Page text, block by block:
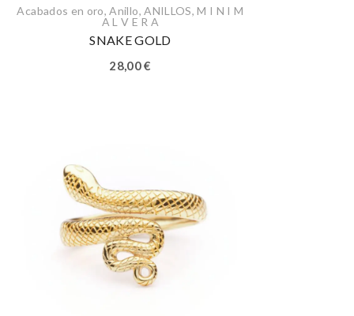
Acabados en oro,Anillo,ANILLOS,M I N I M
A L V E R A
SNAKE GOLD
28,00€